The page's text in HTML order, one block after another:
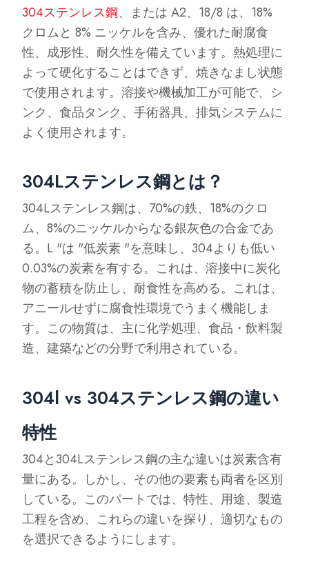
304ステンレス鋼、または A2、18/8 は、18%
クロムと 8% ニッケルを含み、優れた耐腐食
性、成形性、耐久性を備えています。熱処理に
よって硬化することはできず、焼きなまし状態
で使用されます。溶接や機械加工が可能で、シ
ンク、食品タンク、手術器具、排気システムに
よく使用されます。
304Lステンレス鋼とは？
304Lステンレス鋼は、70%の鉄、18%のクロ
ム、8%のニッケルからなる銀灰色の合金であ
る。L "は "低炭素 "を意味し、304よりも低い
0.03%の炭素を有する。これは、溶接中に炭化
物の蓄積を防止し、耐食性を高める。これは、
アニールせずに腐食性環境でうまく機能しま
す。この物質は、主に化学処理、食品・飲料製
造、建築などの分野で利用されている。
304l vs 304ステンレス鋼の違い
特性
304と304Lステンレス鋼の主な違いは炭素含有
量にある。しかし、その他の要素も両者を区別
している。このパートでは、特性、用途、製造
工程を含め、これらの違いを探り、適切なもの
を選択できるようにします。